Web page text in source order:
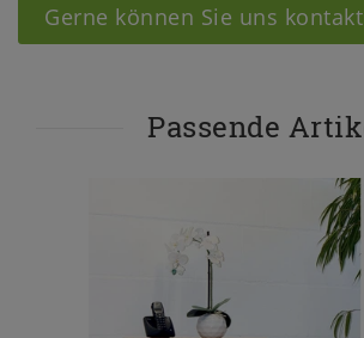
Gerne können Sie uns
Passende